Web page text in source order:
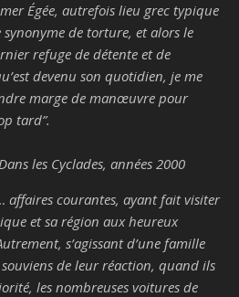
Égée, autrefois lieu grec typique
synonyme de torture, et alors le
refuge de détente et de
devenu son quotidien, je me
marge de manœuvre pour
tard”.
les Cyclades, années 2000
affaires courantes, ayant fait visiter
et sa région aux heureux
s’agissant d’une famille
de leur réaction, quand ils
les nombreuses voitures de